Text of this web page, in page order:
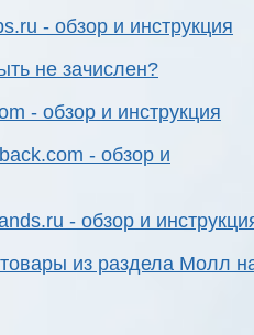
- обзор и инструкция
не зачислен?
- обзор и инструкция
- обзор и
- обзор и
из раздела Молл